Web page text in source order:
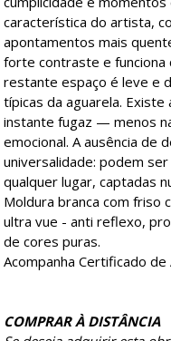
característica do artista,
apontamentos mais
forte contraste e funciona
restante espaço é leve e
típicas da aguarela.
instante fugaz — menos
emocional. A ausência de
universalidade: podem
qualquer lugar, captadas
Moldura branca com friso
ultra vue - anti reflexo,
de cores puras.
Acompanha Certificado
COMPRAR À DISTÂNCIA